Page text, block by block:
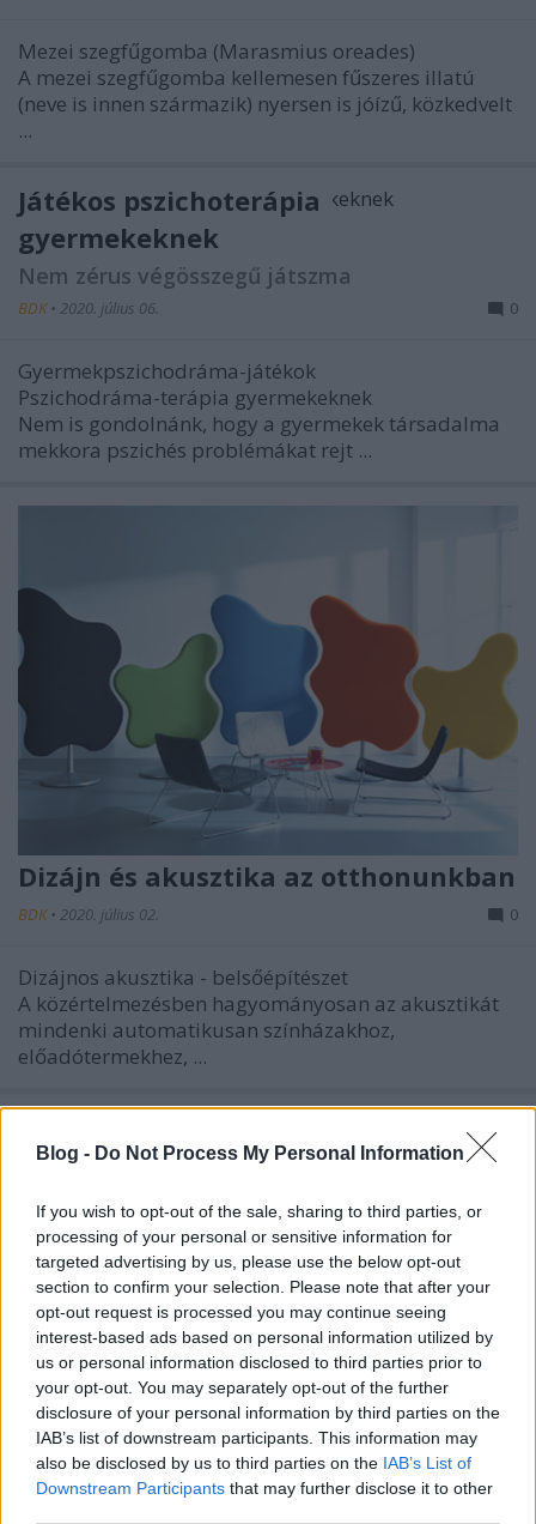
Blog - Do Not Process My Personal Information
If you wish to opt-out of the sale, sharing to third parties, or
processing of your personal or sensitive information for
targeted advertising by us, please use the below opt-out
section to confirm your selection. Please note that after your
opt-out request is processed you may continue seeing
interest-based ads based on personal information utilized by
us or personal information disclosed to third parties prior to
your opt-out. You may separately opt-out of the further
disclosure of your personal information by third parties on the
IAB’s list of downstream participants. This information may
also be disclosed by us to third parties on the IAB’s List of
Downstream Participants that may further disclose it to other
Mezei szegfűgomba (Marasmius oreades)
A mezei szegfűgomba kellemesen fűszeres illatú
(neve is innen származik) nyersen is jóízű, közkedvelt
...
Játékos pszichoterápia
gyermekeknek
Nem zérus végösszegű játszma
BDK • 2020. július 06. 0
Gyermekpszichodráma-játékok
Pszichodráma-terápia gyermekeknek
Nem is gondolnánk, hogy a gyermekek társadalma
mekkora pszichés problémákat rejt ...
Dizájn és akusztika az otthonunkban
BDK • 2020. július 02. 0
Dizájnos akusztika - belsőépítészet
A közértelmezésben hagyományosan az akusztikát
mindenki automatikusan színházakhoz,
előadótermekhez, ...
Laptop szerviz Budapesten -